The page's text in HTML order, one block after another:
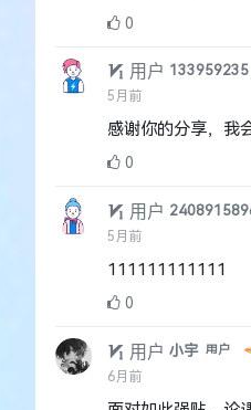
0
用户 133959235
5月前
感谢你的分享，我
0
用户
5月前
111111111111
0
用户小宇 用户
6月前